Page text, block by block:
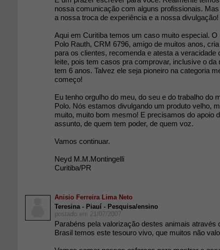
nossa comunicação com alguns profissionais.
a nossa troca de experiência e a nossa divulgação!
Aqui em Curitiba temos um caso muito especial. O
Polo Rauth, CRM 6796, amigo de muitos anos,
para os clientes, recomenda e atesta a veracidade
leite, pois tem casos pra comprovar, inclusive o da
tem 6 anos. Talvez ele seja pioneiro na categoria
começo!
Eu tenho orgulho do meu, do seu e do trabalho do
Polo. Nós estamos divulgando um produto velho,
muito, muito bom mesmo! E precisamos do apoio
assunto, de quem tem poder, de quem voz.
Vamos continuar.
Neyd M.M.Montingelli
Curitiba/PR
Anisio Ferreira Lima Neto
Teresina - Piauí - Pesquisa/ensino
postado em 21/07/2007
Parabéns pela valorização destes animais através
Brasil temos este tesouro vivo, que muitos não